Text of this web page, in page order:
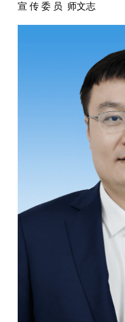
宣 传 委 员 师文志